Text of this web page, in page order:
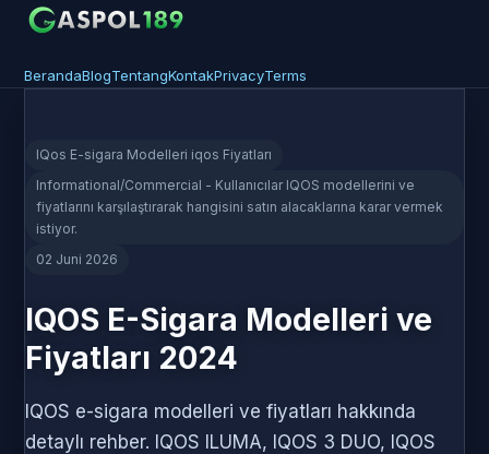
BerandaBlogTentangKontakPrivacyTerms
IQos E-sigara Modelleri iqos Fiyatları
Informational/Commercial - Kullanıcılar IQOS modellerini ve
fiyatlarını karşılaştırarak hangisini satın alacaklarına karar vermek
istiyor.
02 Juni 2026
IQOS E-Sigara Modelleri ve
Fiyatları 2024
IQOS e-sigara modelleri ve fiyatları hakkında
detaylı rehber. IQOS ILUMA, IQOS 3 DUO, IQOS